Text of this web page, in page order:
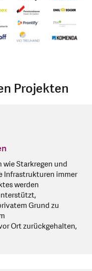
Projekten
Starkregen und
Infrastrukturen immer
werden
Grund zu
Ort zurückgehalten,